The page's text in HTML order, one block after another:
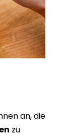
an, die
zu